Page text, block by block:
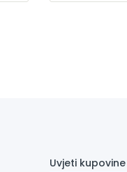
Uvjeti kupovine